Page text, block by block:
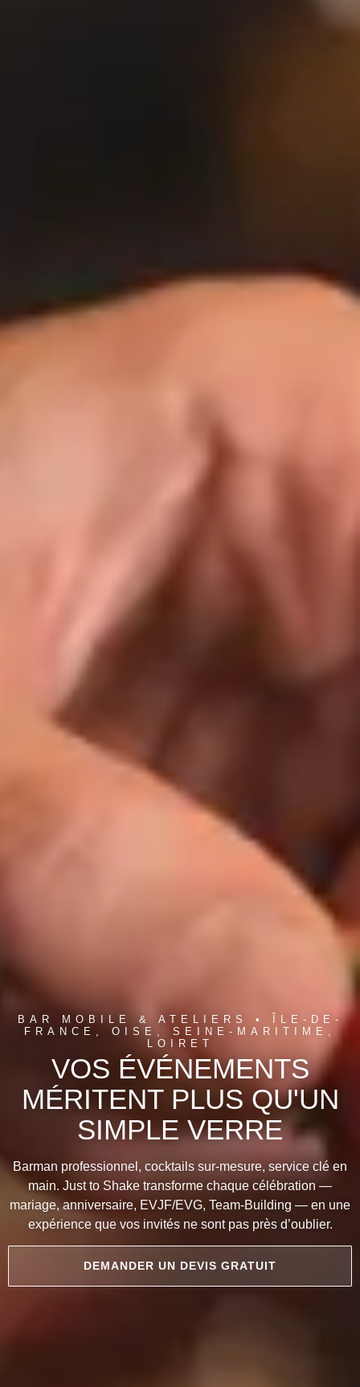
BAR MOBILE & ATELIERS • ÎLE-DE-
FRANCE, OISE, SEINE-MARITIME,
LOIRET
VOS ÉVÉNEMENTS
MÉRITENT PLUS QU'UN
SIMPLE VERRE
Barman professionnel, cocktails sur-mesure, service clé en
main. Just to Shake transforme chaque célébration —
mariage, anniversaire, EVJF/EVG, Team-Building — en une
expérience que vos invités ne sont pas près d’oublier.
DEMANDER UN DEVIS GRATUIT